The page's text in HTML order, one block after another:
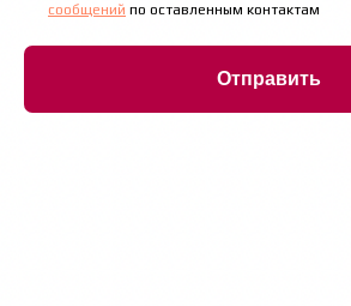
сообщений по оставленным контактам
Отправить